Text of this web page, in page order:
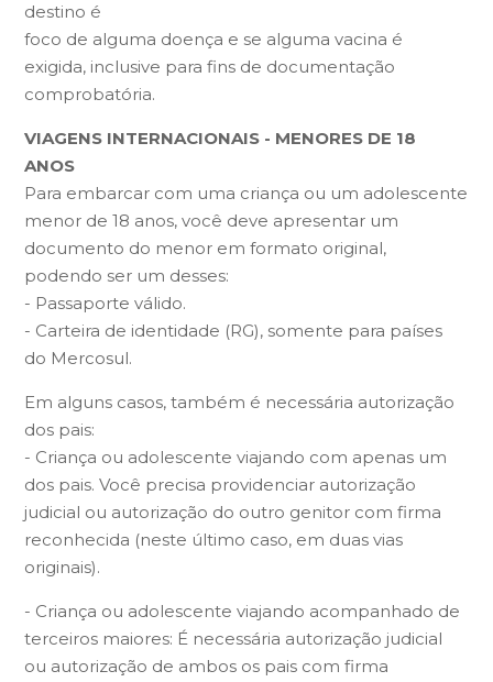
destino é
foco de alguma doença e se alguma vacina é
exigida, inclusive para fins de documentação
comprobatória.
VIAGENS INTERNACIONAIS - MENORES DE 18
ANOS
Para embarcar com uma criança ou um adolescente
menor de 18 anos, você deve apresentar um
documento do menor em formato original,
podendo ser um desses:
- Passaporte válido.
- Carteira de identidade (RG), somente para países
do Mercosul.
Em alguns casos, também é necessária autorização
dos pais:
- Criança ou adolescente viajando com apenas um
dos pais. Você precisa providenciar autorização
judicial ou autorização do outro genitor com firma
reconhecida (neste último caso, em duas vias
originais).
- Criança ou adolescente viajando acompanhado de
terceiros maiores: É necessária autorização judicial
ou autorização de ambos os pais com firma